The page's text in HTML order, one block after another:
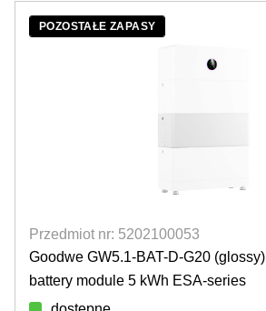
POZOSTAŁE ZAPASY
Przedmiot nr: 5202100053
Goodwe GW5.1-BAT-D-G20 (glossy)
battery module 5 kWh ESA-series